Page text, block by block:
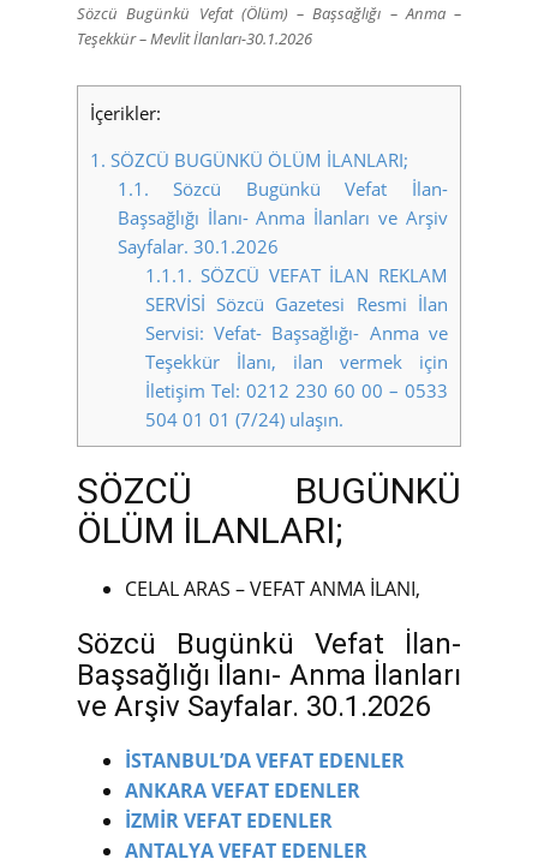
Sözcü Bugünkü Vefat (Ölüm) – Başsağlığı – Anma –
Teşekkür – Mevlit İlanları-30.1.2026
İçerikler:
1. SÖZCÜ BUGÜNKÜ ÖLÜM İLANLARI;
1.1. Sözcü Bugünkü Vefat İlan-
Başsağlığı İlanı- Anma İlanları ve Arşiv
Sayfalar. 30.1.2026
1.1.1. SÖZCÜ VEFAT İLAN REKLAM
SERVİSİ Sözcü Gazetesi Resmi İlan
Servisi: Vefat- Başsağlığı- Anma ve
Teşekkür İlanı, ilan vermek için
İletişim Tel: 0212 230 60 00 – 0533
504 01 01 (7/24) ulaşın.
SÖZCÜ BUGÜNKÜ
ÖLÜM İLANLARI;
CELAL ARAS – VEFAT ANMA İLANI,
Sözcü Bugünkü Vefat İlan-
Başsağlığı İlanı- Anma İlanları
ve Arşiv Sayfalar. 30.1.2026
İSTANBUL’DA VEFAT EDENLER
ANKARA VEFAT EDENLER
İZMİR VEFAT EDENLER
ANTALYA VEFAT EDENLER